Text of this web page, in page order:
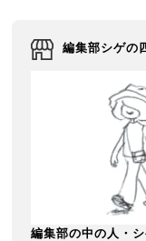
編集部シゲの
編集部の中の人・